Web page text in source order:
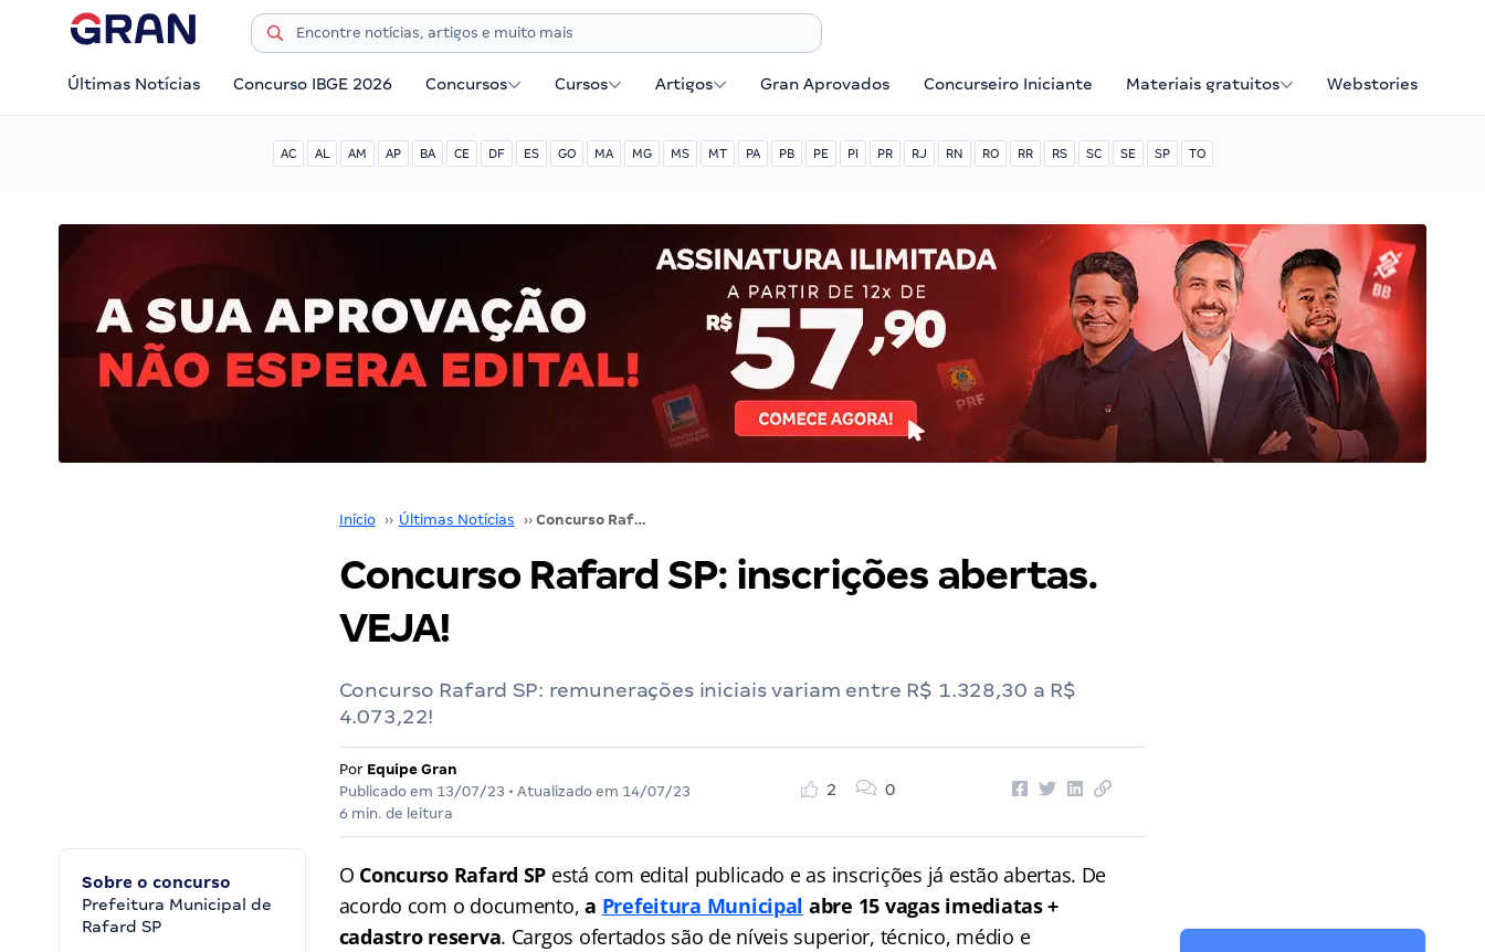
Últimas Notícias Concurso IBGE 2026 Concursos Cursos Artigos Gran Aprovados Concurseiro Iniciante Materiais gratuitos Webstories
AC AL AM AP BA CE DF ES GO MA MG MS MT PA PB PE PI PR RJ RN RO RR RS SC SE SP TO
Início ›› Últimas Notícias ›› Concurso Rafard SP: inscrições abertas. VEJA!
Concurso Rafard SP: inscrições abertas.
VEJA!
Concurso Rafard SP: remunerações iniciais variam entre R$ 1.328,30 a R$
4.073,22!
Por Equipe Gran
Publicado em 13/07/23 • Atualizado em 14/07/23
6 min. de leitura
2 0
Sobre o concurso
Prefeitura Municipal de
Rafard SP
O Concurso Rafard SP está com edital publicado e as inscrições já estão abertas. De
acordo com o documento,a Prefeitura Municipal abre 15 vagas imediatas +
cadastro reserva. Cargos ofertados são de níveis superior, técnico, médio e